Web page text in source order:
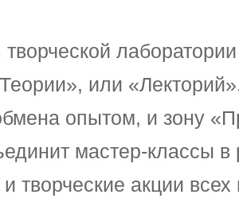
или
опытом, и зону
мастер-классы
творческие акции всех